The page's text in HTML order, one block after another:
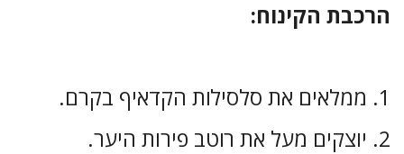
הרכבת הקינוח:
ממלאים את סלסילות הקדאיף בקרם.
יוצקים מעל את רוטב פירות היער.